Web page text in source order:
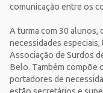
comunicação entre os
A turma com 30 alunos,
necessidades
Associação de Surdos
Belo. Também compõe
portadores de